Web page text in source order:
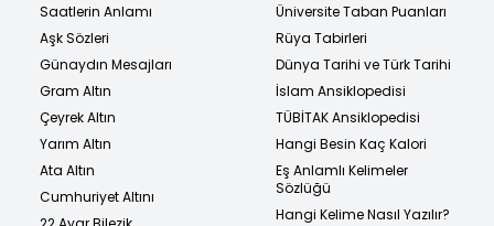
Saatlerin Anlamı
Aşk Sözleri
Günaydın Mesajları
Gram Altın
Çeyrek Altın
Yarım Altın
Ata Altın
Cumhuriyet Altını
Üniversite Taban Puanları
Rüya Tabirleri
Dünya Tarihi ve Türk Tarihi
İslam Ansiklopedisi
TÜBİTAK Ansiklopedisi
Hangi Besin Kaç Kalori
Eş Anlamlı Kelimeler
Sözlüğü
Hangi Kelime Nasıl Yazılır?